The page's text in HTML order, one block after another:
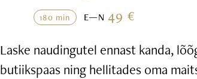
180 min E—N49 €
Laske naudingutel ennast kanda,
butiikspaas ning hellitades oma